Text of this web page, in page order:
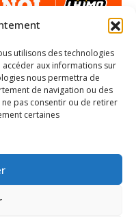
utilisons des technologies
aux informations sur
nous permettra de
de navigation ou des
pas consentir ou de retirer
certaines
du Tournoi